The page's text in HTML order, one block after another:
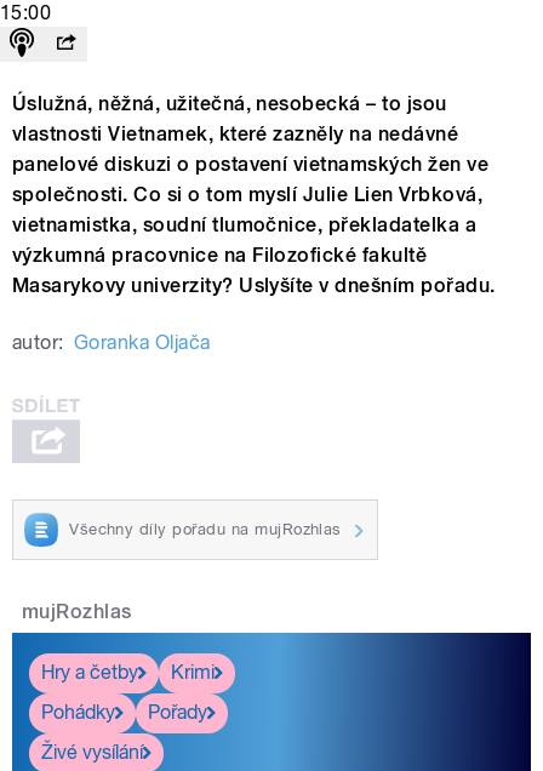
15:00
Úslužná, něžná, užitečná, nesobecká – to jsou
vlastnosti Vietnamek, které zazněly na nedávné
panelové diskuzi o postavení vietnamských žen ve
společnosti. Co si o tom myslí Julie Lien Vrbková,
vietnamistka, soudní tlumočnice, překladatelka a
výzkumná pracovnice na Filozofické fakultě
Masarykovy univerzity? Uslyšíte v dnešním pořadu.
autor: Goranka Oljača
Všechny díly pořadu na mujRozhlas
mujRozhlas
Hry a četby
Krimi
Pohádky
Pořady
Živé vysílání